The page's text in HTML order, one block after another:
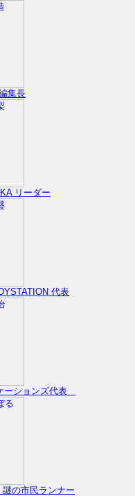
集長
リーダー
代表
ーションズ代表
の市民ランナー